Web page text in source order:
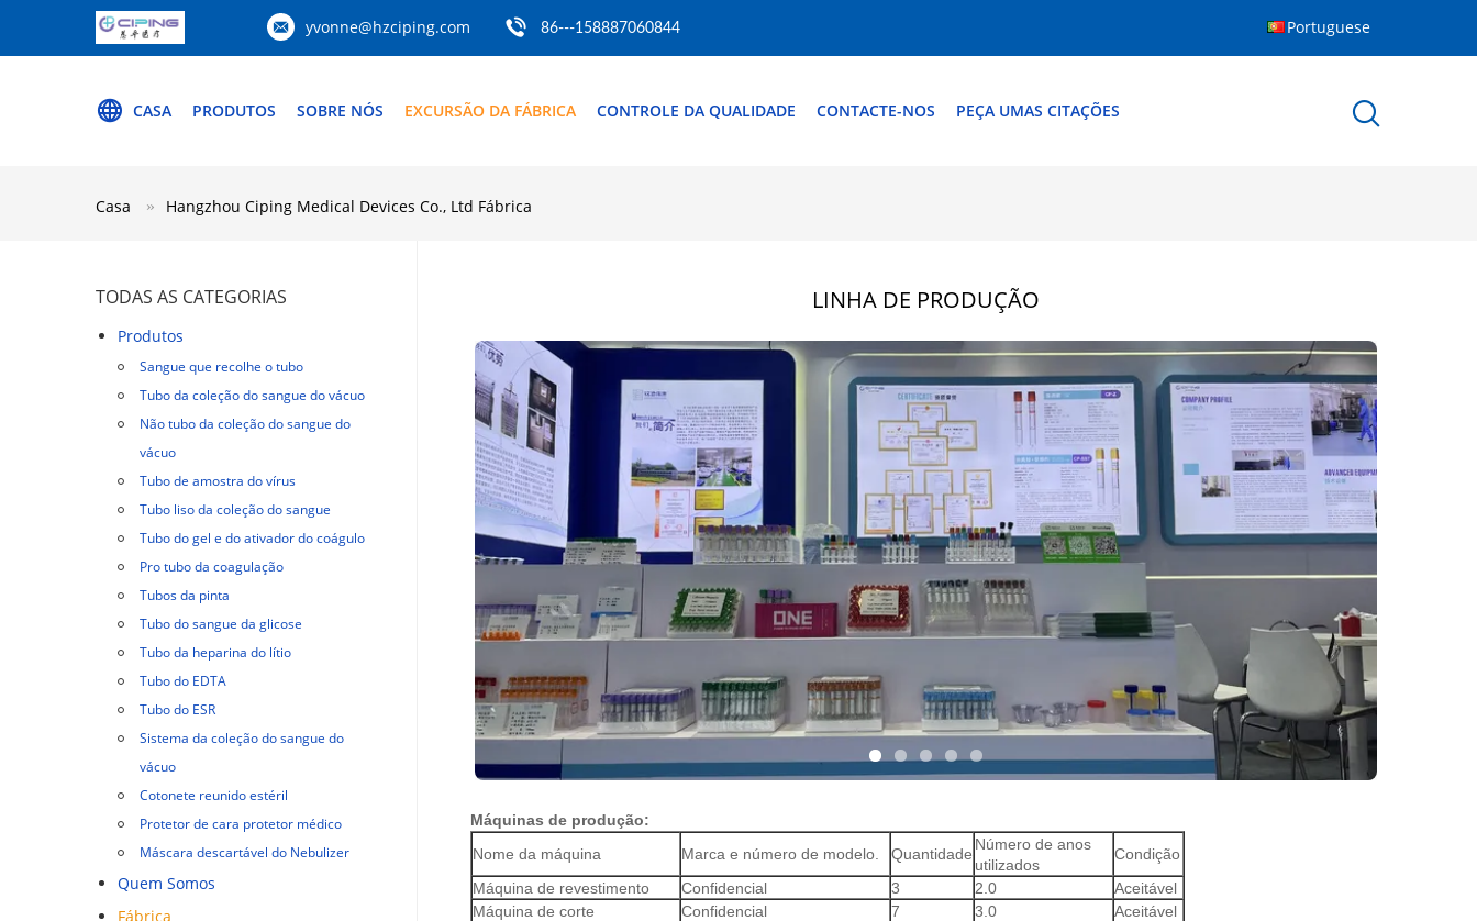
yvonne@hzciping.com 86---158887060844 Portuguese
CASA PRODUTOS SOBRE NÓS EXCURSÃO DA FÁBRICA CONTROLE DA QUALIDADE CONTACTE-NOS PEÇA UMAS CITAÇÕES
Casa Hangzhou Ciping Medical Devices Co., Ltd Fábrica
TODAS AS CATEGORIAS
Produtos
Sangue que recolhe o tubo
Tubo da coleção do sangue do vácuo
Não tubo da coleção do sangue do
vácuo
Tubo de amostra do vírus
Tubo liso da coleção do sangue
Tubo do gel e do ativador do coágulo
Pro tubo da coagulação
Tubos da pinta
Tubo do sangue da glicose
Tubo da heparina do lítio
Tubo do EDTA
Tubo do ESR
Sistema da coleção do sangue do
vácuo
Cotonete reunido estéril
Protetor de cara protetor médico
Máscara descartável do Nebulizer
Quem Somos
Fábrica
LINHA DE PRODUÇÃO
Máquinas de produção:
Nome da máquina
Marca e número de modelo. Quantidade
Número de anos
utilizados
Condição
Máquina de revestimento
Confidencial 3 2.0
Aceitável
Máquina de corte
Confidencial 7 3.0
Aceitável